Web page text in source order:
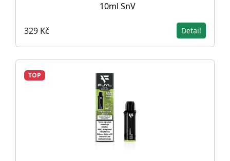
10ml SnV
329 Kč Detail
TOP